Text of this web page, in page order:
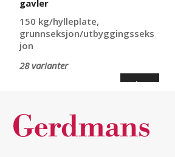
gavler
150 kg/hylleplate,
grunnseksjon/utbyggingsseks
jon
28 varianter
Kjøp